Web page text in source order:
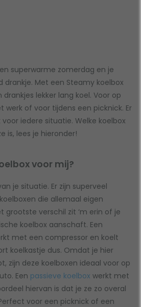
superwarme zomerdag en je
drankje. Met een Steamy koelbox
lekker lang koel. Voor op
werk of voor tijdens een picknick. Er
iedere situatie. Welke koelbox
is, lees je hieronder!
voor mij?
je situatie. Er zijn superveel
die allemaal eigen
grootste verschil zit ‘m erin of je
koelbox aanschaft. Een
met een compressor en koelt
koelkastje dus. Omdat je hier
zijn deze koelboxen ideaal voor op
Een passieve koelbox werkt met
hiervan is dat je ze zo overal
voor een picknick of een